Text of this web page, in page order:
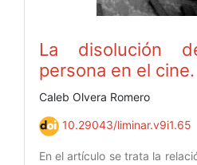
La disolución
persona en el
Caleb Olvera Romero
10.29043/liminar.v9i1.65
En el artículo se trata la